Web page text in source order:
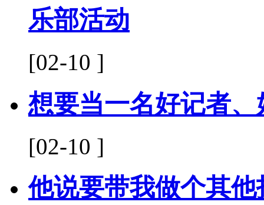
乐部活动
[02-10 ]
想要当一名好记者、
[02-10 ]
他说要带我做个其